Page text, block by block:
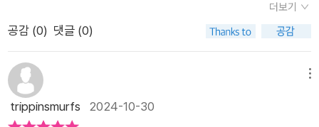
투영합니다. 야생의 자유와 그에 따르는 책임, 그리고 스스로의
길을 선택하는 용기를 담은 이 책은 누구에게나 잊히지 않을 울림
을 선사할 것입니다. 또한 어떤 울타리도 넘을 수 있는 힘과, 주어
진 삶을 주체적으로 이끌어 나가는 지혜를 선사하는 작품으로 적
극 추천드립니다.
가르며 달리니 기분이 좋아!'검정고양이와 나는 춤을 추듯 하늘로
날아올랐어. 그때 멀리서 노랫소리가 들렸어. 나는 달리기를 멈추
고 주위를 둘러보았어. 푸른늑대의 노랫소리였어. '들개왕이
야!'아빠 말처럼, 푸른늑대의 노랫소리는 우리 기억 속에 저장 되
어 있어서 단번에 알아차릴 수 있었어. 77.'죽음은 슬프고, 두려운
거군요.'내 말에 빛은 생각에 잠기더니 조금 뒤 담담히 말했어. '그
퍼져간 그들의 노래가 들리는듯한 책지금 이 순간을 충만하게 살
아가는 것의 중요함을어린이 독자들이 깨닫길 바라며 강력 추천
라 #고학년큰곰자리 첫번째 책을 또 안읽어볼 수가 없잖아요_⁉️
제목부터 #들개왕 이라니..엄청 기대되었습니다.게다가 표지
린시절 정말 재미있게 읽고 보았던 시튼동물기의 늑대왕 로보
가 떠올랐는데요,그래서 어린시절로 돌아간듯 향수에 젖어 참 재
미있게 읽었답니다.✔️비록 소설이긴하지만 우리가 알지못하
더보기
공감 (0) 댓글 (0)
trippinsmurfs 2024-10-30